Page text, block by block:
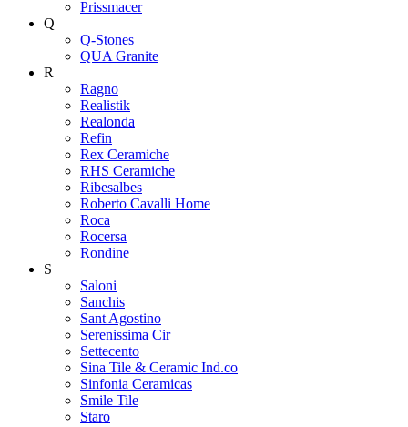
Prissmacer
Q
Q-Stones
QUA Granite
R
Ragno
Realistik
Realonda
Refin
Rex Ceramiche
RHS Ceramiche
Ribesalbes
Roberto Cavalli Home
Roca
Rocersa
Rondine
S
Saloni
Sanchis
Sant Agostino
Serenissima Cir
Settecento
Sina Tile & Ceramic Ind.co
Sinfonia Ceramicas
Smile Tile
Staro